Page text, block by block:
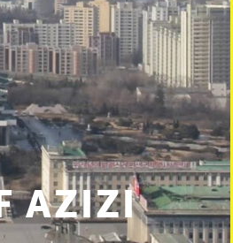
AZIZI